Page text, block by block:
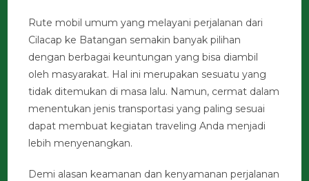
Rute mobil umum yang melayani perjalanan dari
Cilacap ke Batangan semakin banyak pilihan
dengan berbagai keuntungan yang bisa diambil
oleh masyarakat. Hal ini merupakan sesuatu yang
tidak ditemukan di masa lalu. Namun, cermat dalam
menentukan jenis transportasi yang paling sesuai
dapat membuat kegiatan traveling Anda menjadi
lebih menyenangkan.
Demi alasan keamanan dan kenyamanan perjalanan